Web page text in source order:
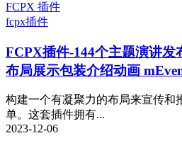
FCPX 插件
fcpx插件
FCPX插件-144个主题演讲发
布局展示包装介绍动画
构建一个有凝聚力的布局来宣传和
单。这套插件拥有...
2023-12-06